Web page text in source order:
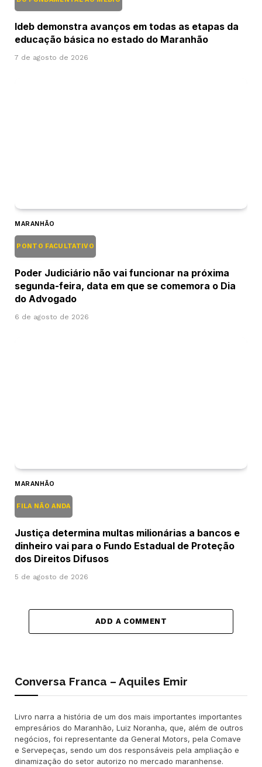
Ideb demonstra avanços em todas as etapas da
educação básica no estado do Maranhão
7 de agosto de 2026
MARANHÃO
PONTO FACULTATIVO
Poder Judiciário não vai funcionar na próxima
segunda-feira, data em que se comemora o Dia
do Advogado
6 de agosto de 2026
MARANHÃO
FILA NÃO ANDA
Justiça determina multas milionárias a bancos e
dinheiro vai para o Fundo Estadual de Proteção
dos Direitos Difusos
5 de agosto de 2026
ADD A COMMENT
Conversa Franca – Aquiles Emir
Livro narra a história de um dos mais importantes importantes
empresários do Maranhão, Luiz Noranha, que, além de outros
negócios, foi representante da General Motors, pela Comave
e Servepeças, sendo um dos responsáveis pela ampliação e
dinamização do setor autorizo no mercado maranhense.